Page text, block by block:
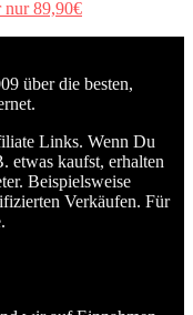
nur 89,90€
über die besten,
Links. Wenn Du
etwas kaufst, erhalten
Beispielsweise
Verkäufen. Für